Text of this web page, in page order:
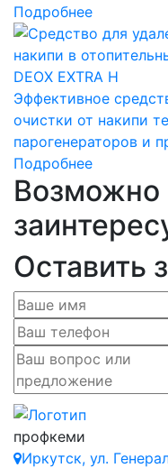
Подробнее
DEOX EXTRA Н
Эффективное
очистки от накипи
парогенераторов и
Подробнее
Возможно
Оставить
профкеми
Иркутск, ул.